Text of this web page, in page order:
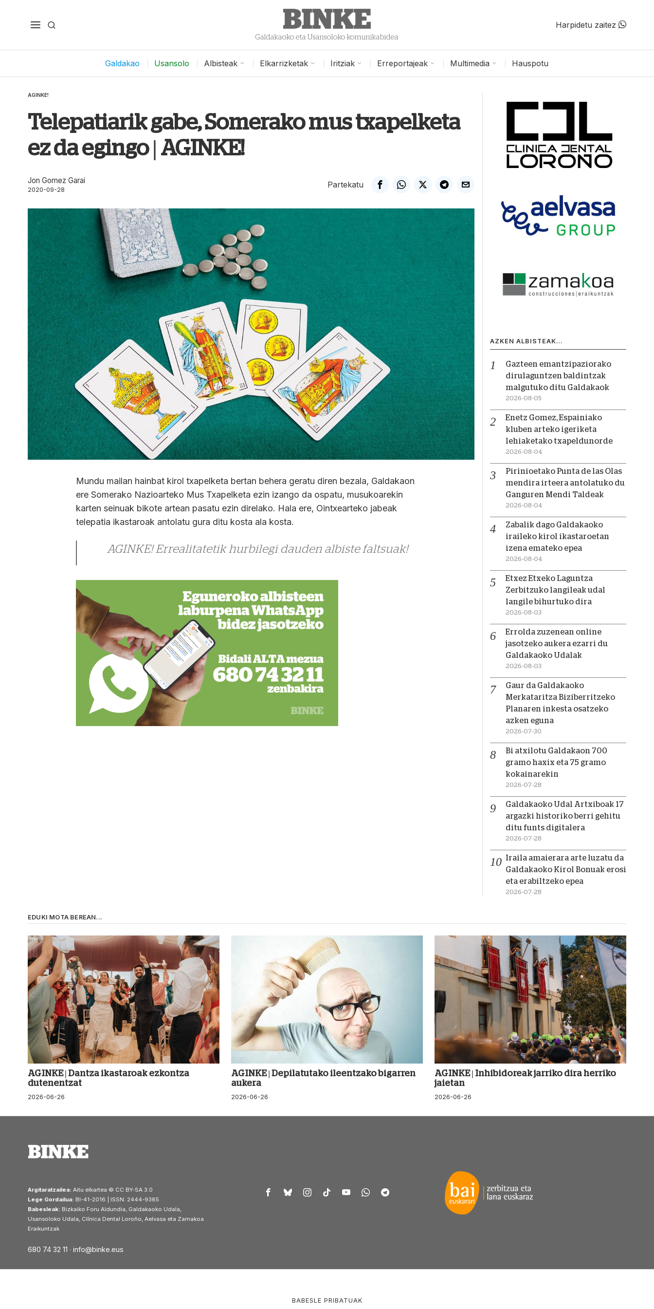
Galdakaoko eta Usansoloko komunikabidea
Harpidetu zaitez
Galdakao Usansolo Albisteak Elkarrizketak Iritziak Erreportajeak Multimedia Hauspotu
AGINKE!
Telepatiarik gabe, Somerako mus txapelketa
ez da egingo | AGINKE!
Jon Gomez Garai
2020-09-28
Partekatu
Mundu mailan hainbat kirol txapelketa bertan behera geratu diren bezala, Galdakaon
ere Somerako Nazioarteko Mus Txapelketa ezin izango da ospatu, musukoarekin
karten seinuak bikote artean pasatu ezin direlako. Hala ere, Ointxearteko jabeak
telepatia ikastaroak antolatu gura ditu kosta ala kosta.
AGINKE! Errealitatetik hurbilegi dauden albiste faltsuak!
AZKEN ALBISTEAK…
Gazteen emantzipaziorako
dirulaguntzen baldintzak
malgutuko ditu Galdakaok
2026-08-05
Enetz Gomez, Espainiako
kluben arteko igeriketa
lehiaketako txapeldunorde
2026-08-04
Pirinioetako Punta de las Olas
mendira irteera antolatuko du
Ganguren Mendi Taldeak
2026-08-04
Zabalik dago Galdakaoko
iraileko kirol ikastaroetan
izena emateko epea
2026-08-04
Etxez Etxeko Laguntza
Zerbitzuko langileak udal
langile bihurtuko dira
2026-08-03
Errolda zuzenean online
jasotzeko aukera ezarri du
Galdakaoko Udalak
2026-08-03
Gaur da Galdakaoko
Merkataritza Biziberritzeko
Planaren inkesta osatzeko
azken eguna
2026-07-30
Bi atxilotu Galdakaon 700
gramo haxix eta 75 gramo
kokainarekin
2026-07-28
Galdakaoko Udal Artxiboak 17
argazki historiko berri gehitu
ditu funts digitalera
2026-07-28
Iraila amaierara arte luzatu da
Galdakaoko Kirol Bonuak erosi
eta erabiltzeko epea
2026-07-28
EDUKI MOTA BEREAN...
AGINKE | Dantza ikastaroak ezkontza
dutenentzat
2026-06-26
AGINKE | Depilatutako ileentzako bigarren
aukera
2026-06-26
AGINKE | Inhibidoreak jarriko dira herriko
jaietan
2026-06-26
Argitaratzailea: Aitu elkartea © CC BY-SA 3.0
Lege Gordailua: BI-41-2016 | ISSN: 2444-9385
Babesleak: Bizkaiko Foru Aldundia, Galdakaoko Udala,
Usansoloko Udala, Clínica Dental Loroño, Aelvasa eta Zamakoa
Eraikuntzak
680 74 32 11 · info@binke.eus
BABESLE PRIBATUAK